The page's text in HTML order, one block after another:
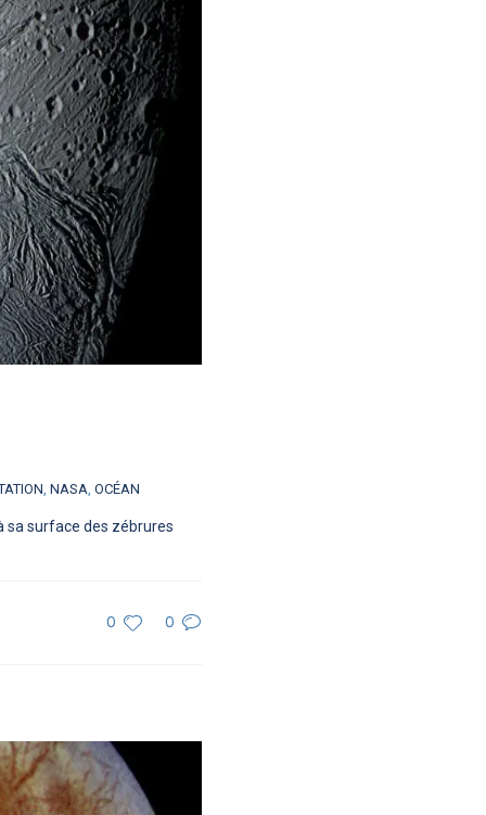
, NASA, OCÉAN
sa surface des zébrures
0 0